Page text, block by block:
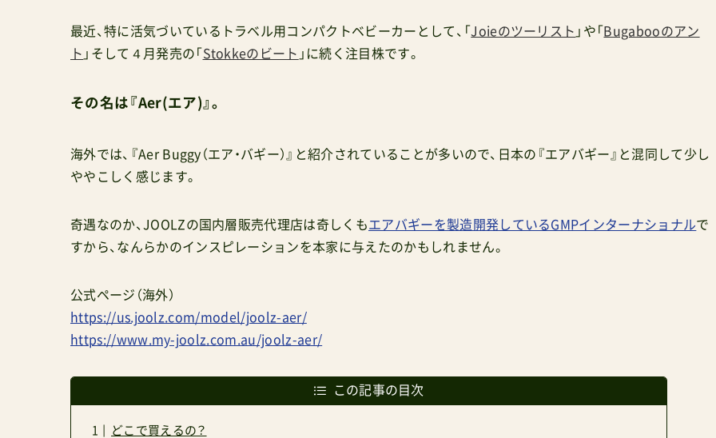
最近、特に活気づいているトラベル用コンパクトベビーカーとして、「Joieのツーリスト 」や「 Bugabooのアン
ト 」そして４月発売の「 Stokkeのビート 」に続く注目株です。
その名は『Aer(エア)』。
海外では、『Aer Buggy（エア・バギー）』と紹介されていることが多いので、日本の『エアバギー』と混同して少し
ややこしく感じます。
奇遇なのか、JOOLZの国内層販売代理店は奇しくもエアバギーを製造開発しているGMPインターナショナルで
すから、なんらかのインスピレーションを本家に与えたのかもしれません。
公式ページ（海外）
https://us.joolz.com/model/joolz-aer/
https://www.my-joolz.com.au/joolz-aer/
この記事の目次
どこで買えるの？